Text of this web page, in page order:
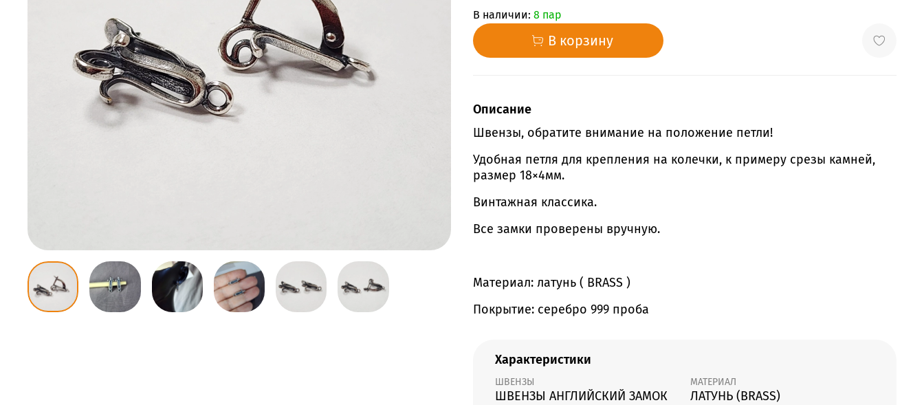
В наличии: 8 пар
В корзину
Описание
Швензы, обратите внимание на положение петли!
Удобная петля для крепления на колечки, к примеру срезы камней,
размер 18×4мм.
Винтажная классика.
Все замки проверены вручную.
Материал: латунь ( BRASS )
Покрытие: серебро 999 проба
Характеристики
ШВЕНЗЫ
ШВЕНЗЫ АНГЛИЙСКИЙ ЗАМОК
МАТЕРИАЛ
ЛАТУНЬ (BRASS)